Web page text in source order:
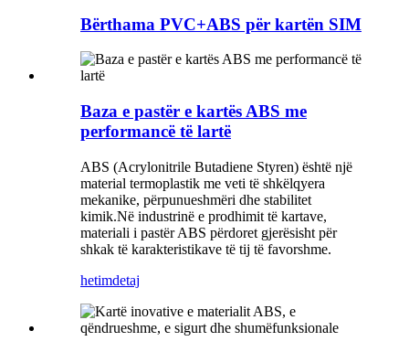
Bërthama PVC+ABS për kartën SIM
Baza e pastër e kartës ABS me
performancë të lartë
ABS (Acrylonitrile Butadiene Styren) është një
material termoplastik me veti të shkëlqyera
mekanike, përpunueshmëri dhe stabilitet
kimik.Në industrinë e prodhimit të kartave,
materiali i pastër ABS përdoret gjerësisht për
shkak të karakteristikave të tij të favorshme.
hetimdetaj